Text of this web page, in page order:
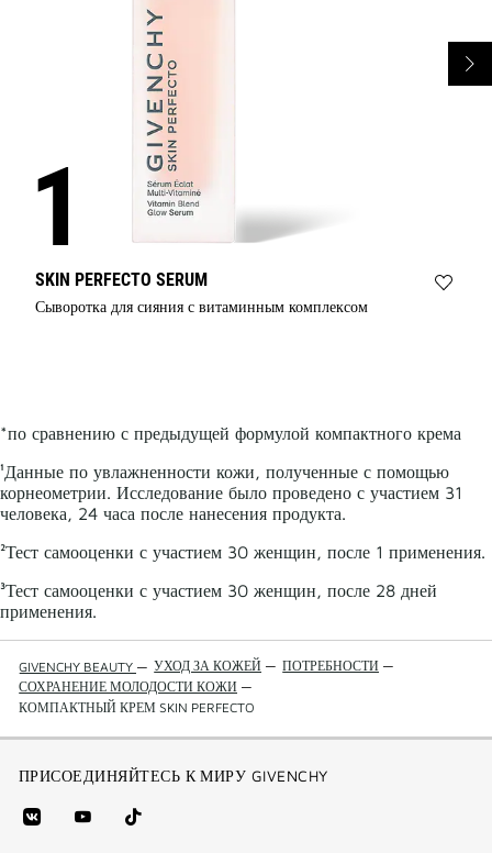
SKIN PERFECTO SERUM
Сыворотка для сияния с витаминным комплексом
*по сравнению с предыдущей формулой компактного крема
¹Данные по увлажненности кожи, полученные с помощью
корнеометрии. Исследование было проведено с участием 31
человека, 24 часа после нанесения продукта.
²Тест самооценки с участием 30 женщин, после 1 применения.
³Тест самооценки с участием 30 женщин, после 28 дней
применения.
GIVENCHY BEAUTY — УХОД ЗА КОЖЕЙ — ПОТРЕБНОСТИ —
СОХРАНЕНИЕ МОЛОДОСТИ КОЖИ —
КОМПАКТНЫЙ КРЕМ SKIN PERFECTO
ПРИСОЕДИНЯЙТЕСЬ К МИРУ GIVENCHY
vk
youtube
Tik